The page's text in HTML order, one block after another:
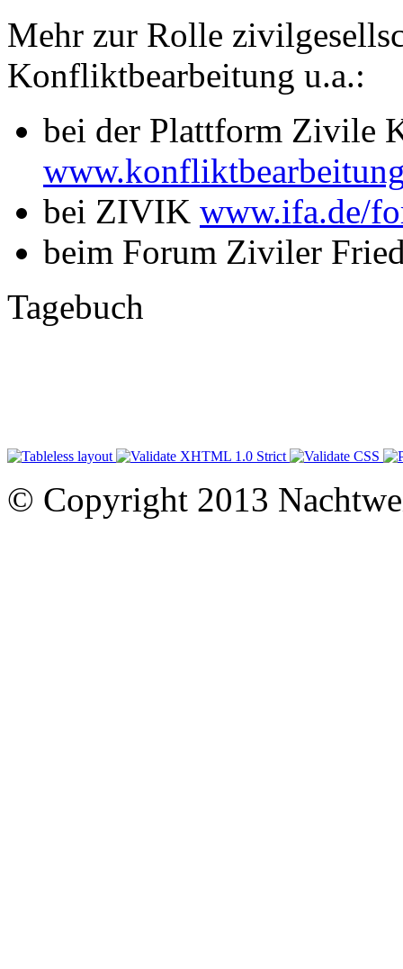
Mehr zur Rolle
Konfliktbearbeitung u.a.:
bei der Plattform Zivile
bei ZIVIK www.ifa.de/
beim Forum Ziviler
Tagebuch
© Copyright 2013